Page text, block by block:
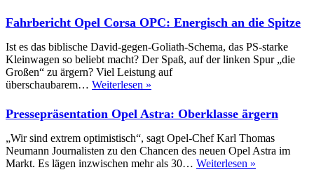
Fahrbericht Opel Corsa OPC: Energisch an die Spitze
Ist es das biblische David-gegen-Goliath-Schema, das PS-starke
Kleinwagen so beliebt macht? Der Spaß, auf der linken Spur „die
Großen“ zu ärgern? Viel Leistung auf
überschaubarem… Weiterlesen »
Corsa
OPC:
Energisch
an
die
Pressepräsentation Opel Astra: Oberklasse ärgern
„Wir sind extrem optimistisch“, sagt Opel-Chef Karl Thomas
Neumann Journalisten zu den Chancen des neuen Opel Astra im
Markt. Es lägen inzwischen mehr als 30… Weiterlesen »